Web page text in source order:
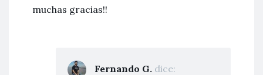
muchas gracias!!
Fernando G. dice: